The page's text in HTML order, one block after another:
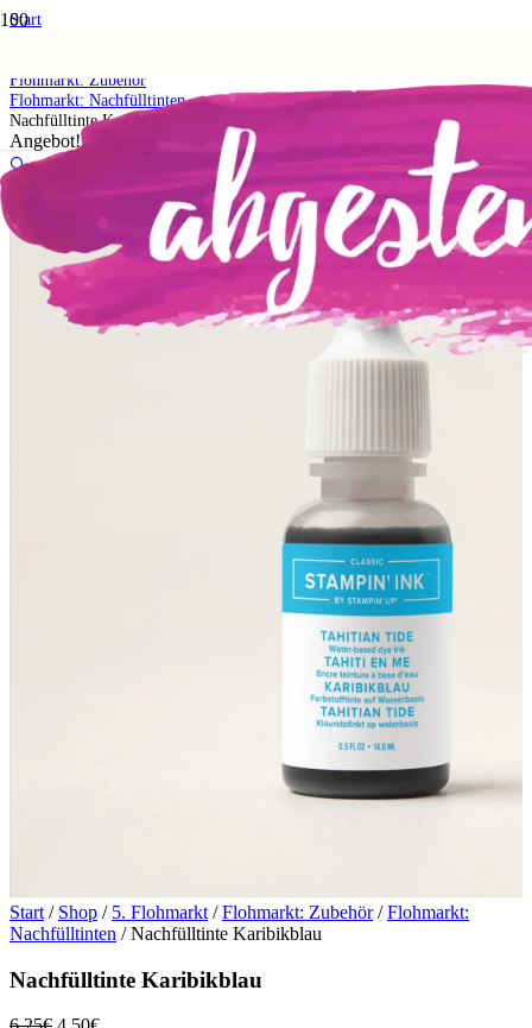
Start
Flohmarkt: Zubehör
Flohmarkt: Nachfülltinten
Nachfülltinte Karibikblau
Angebot!
🔍
Start / Shop / 5. Flohmarkt /Flohmarkt: Zubehör/Flohmarkt:
Nachfülltinten / Nachfülltinte Karibikblau
Nachfülltinte Karibikblau